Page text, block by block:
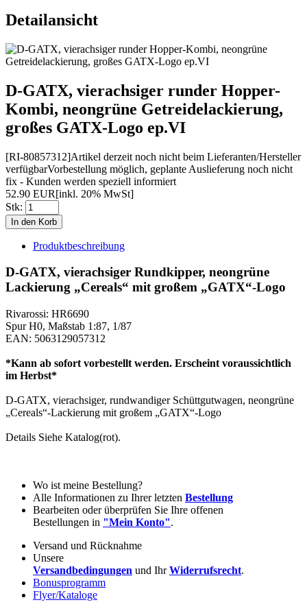
Detailansicht
D-GATX, vierachsiger runder Hopper-
Kombi, neongrüne Getreidelackierung,
großes GATX-Logo ep.VI
[RI-80857312]Artikel derzeit noch nicht beim Lieferanten/Hersteller
verfügbarVorbestellung möglich, geplante Auslieferung noch nicht
fix - Kunden werden speziell informiert
52.90 EUR[inkl. 20% MwSt]
Stk:
Produktbeschreibung
D-GATX, vierachsiger Rundkipper, neongrüne
Lackierung „Cereals“ mit großem „GATX“-Logo
Rivarossi: HR6690
Spur H0, Maßstab 1:87, 1/87
EAN: 5063129057312
*Kann ab sofort vorbestellt werden. Erscheint voraussichtlich
im Herbst*
D-GATX, vierachsiger, rundwandiger Schüttgutwagen, neongrüne
„Cereals“-Lackierung mit großem „GATX“-Logo
Details Siehe Katalog(rot).
Wo ist meine Bestellung?
Alle Informationen zu Ihrer letzten Bestellung
Bearbeiten oder überprüfen Sie Ihre offenen
Bestellungen in "Mein Konto".
Versand und Rücknahme
Unsere
Versandbedingungen und IhrWiderrufsrecht.
Bonusprogramm
Flyer/Kataloge